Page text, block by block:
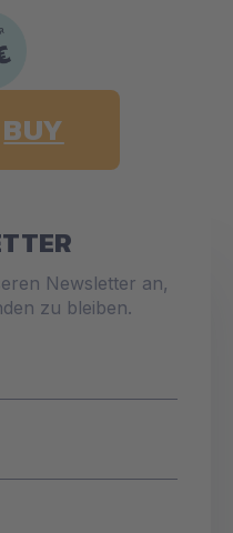
BUY
Newsletter an,
zu bleiben.